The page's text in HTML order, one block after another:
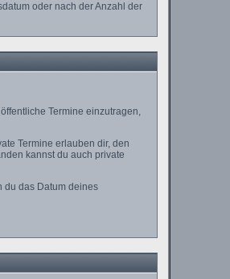
oder nach der Anzahl der
Termine einzutragen,
Termine erlauben dir, den
kannst du auch private
du das Datum deines